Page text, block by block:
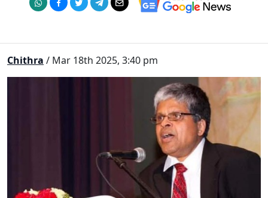
Chithra / Mar 18th 2025, 3:40 pm